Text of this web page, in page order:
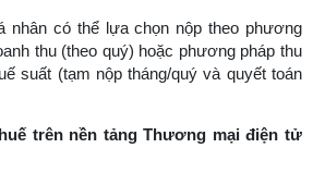
nhân có thể lựa chọn nộp theo phương
thu (theo quý) hoặc phương pháp thu
suất (tạm nộp tháng/quý và quyết toán
trên nền tảng Thương mại điện tử